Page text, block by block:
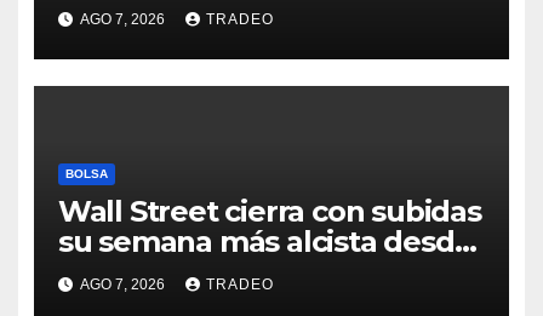
acusaciones de fraude
hipotecario
AGO 7, 2026 TRADEO
BOLSA
Wall Street cierra con subidas
su semana más alcista desde
abril
AGO 7, 2026 TRADEO